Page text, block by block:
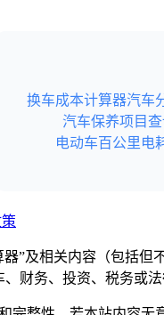
换车成本计算器汽车
汽车保养项目
电动车百公里电
”及相关内容（包括
财务、投资、税务或法